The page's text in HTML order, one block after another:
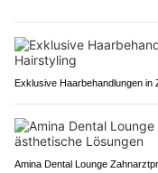
Exklusive Haarbehandlungen
Amina Dental Lounge